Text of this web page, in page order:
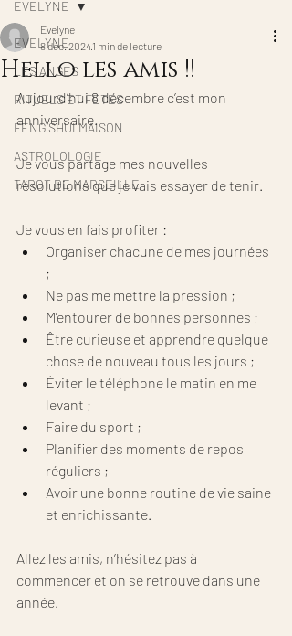
EVELYNE
LES ANGES
RITUELS ET FETES
FENG SHUI MAISON
ASTROLOLOGIE
TAROT DE MARSEILLE
EVELYNE
Hello les amis !!
Evelyne
8 déc. 20241 min de lecture
Aujourd’hui 8 décembre c’est mon
anniversaire.
Je vous partage mes nouvelles
résolutions que je vais essayer de tenir.
Je vous en fais profiter :
Organiser chacune de mes journées
;
Ne pas me mettre la pression ;
M’entourer de bonnes personnes ;
Être curieuse et apprendre quelque
chose de nouveau tous les jours ;
Éviter le téléphone le matin en me
levant ;
Faire du sport ;
Planifier des moments de repos
réguliers ;
Avoir une bonne routine de vie saine
et enrichissante.
Allez les amis, n’hésitez pas à
commencer et on se retrouve dans une
année.